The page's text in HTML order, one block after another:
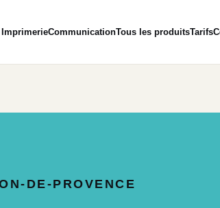
ImprimerieCommunicationTous les produitsTarifs
DE-PROVENCE